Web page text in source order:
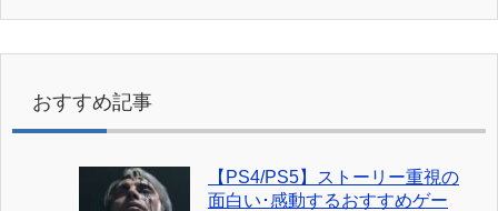
おすすめ記事
【PS4/PS5】ストーリー重視の
面白い･感動するおすすめゲー